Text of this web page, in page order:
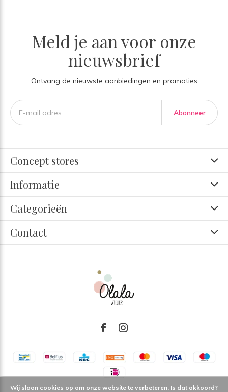
Meld je aan voor onze
nieuwsbrief
Ontvang de nieuwste aanbiedingen en promoties
Abonneer
Concept stores
Informatie
Categorieën
Contact
Wij slaan cookies op om onze website te verbeteren. Is dat akkoord?